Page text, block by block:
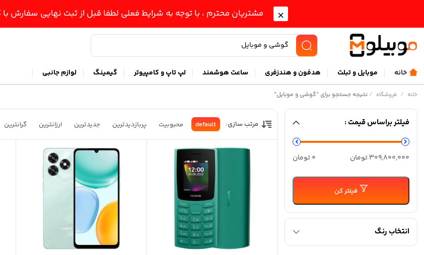
مشتریان محترم ، با توجه به شرایط فعلی لطفا قبل از ثبت نهایی سفارش
خانه موبايل و تبلت هدفون و هندزفری ساعت هوشمند لپ تاپ و کامپیوتر گیمینگ لوازم جانبی
خانه / فروشگاه /نتیجه جستجو برای “گوشی و موبایل”
فیلتر براساس قیمت :
حداقل
قیمت
حداكثر
قيمت
فیلتر کن
0 تومان 309,800,000 تومان
انتخاب رنگ
مرتب سازی: default محبوبیت پربازدیدترین جدیدترین ارزانترین گرانترین